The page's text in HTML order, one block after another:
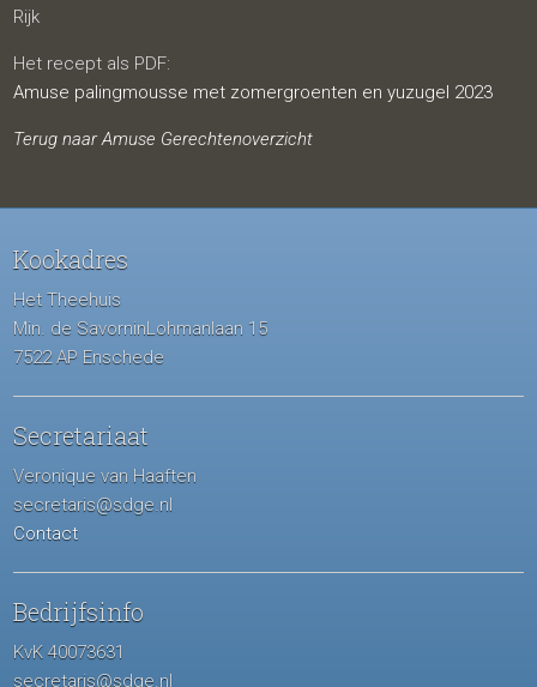
Rijk
Het recept als PDF:
Amuse palingmousse met zomergroenten en yuzugel 2023
Terug naar Amuse Gerechtenoverzicht
Kookadres
Het Theehuis
Min. de SavorninLohmanlaan 15
7522 AP Enschede
Secretariaat
Veronique van Haaften
secretaris@sdge.nl
Contact
Bedrijfsinfo
KvK 40073631
secretaris@sdge.nl